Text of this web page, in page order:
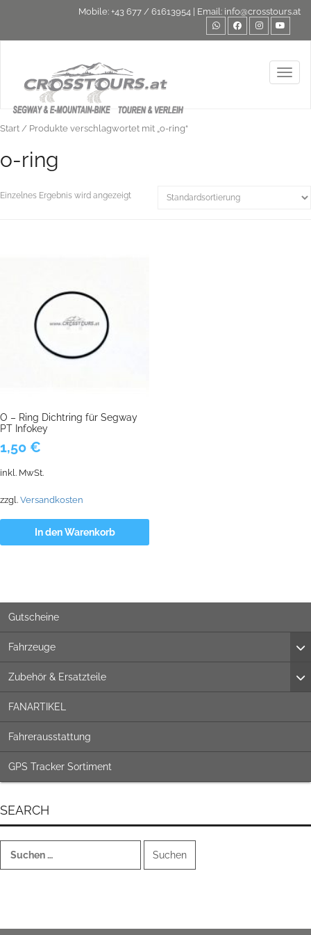
Mobile: +43 677 / 61613954 | Email: info@crosstours.at
Start / Produkte verschlagwortet mit „o-ring“
o-ring
Einzelnes Ergebnis wird angezeigt
O – Ring Dichtring für Segway
PT Infokey
1,50 €
inkl. MwSt.
zzgl. Versandkosten
In den Warenkorb
Gutscheine
Fahrzeuge
Zubehör & Ersatzteile
FANARTIKEL
Fahrerausstattung
GPS Tracker Sortiment
SEARCH
nach: